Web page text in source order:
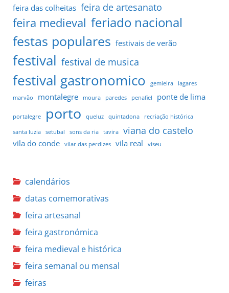
feira das colheitas feira de artesanato
feira medieval feriado nacional
festas populares festivais de verão
festival festival de musica
festival gastronomico gemieira
lagares
marvão
montalegre moura paredes penafiel ponte de lima
portalegre porto queluz quintadona recriação histórica
santa luzia setubal sons da ria tavira viana do castelo
vila do conde vilar das perdizes vila real viseu
calendários
datas comemorativas
feira artesanal
feira gastronómica
feira medieval e histórica
feira semanal ou mensal
feiras